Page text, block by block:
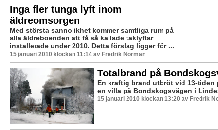
Inga fler tunga lyft inom
äldreomsorgen
Med största sannolikhet kommer samtliga rum på
alla äldreboenden att få så kallade taklyftar
installerade under 2010. Detta förslag ligger för ...
15 januari 2010 klockan 11:14 av Fredrik Norman
Totalbrand på
En kraftig brand utbröt vid 13-tiden
en villa på Bondskogsvägen i
15 januari 2010 klockan 13:20 av Fredrik